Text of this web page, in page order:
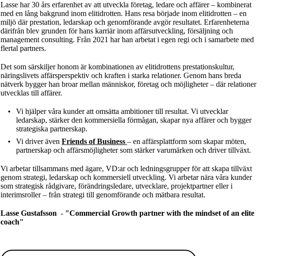
Lasse har 30 års erfarenhet av att utveckla företag, ledare och affärer – kombinerat
med en lång bakgrund inom elitidrotten. Hans resa började inom elitidrotten – en
miljö där prestation, ledarskap och genomförande avgör resultatet. Erfarenheterna
därifrån blev grunden för hans karriär inom affärsutveckling, försäljning och
management consulting. Från 2021 har han arbetat i egen regi och i samarbete med
flertal partners.
Det som särskiljer honom är kombinationen av elitidrottens prestationskultur,
näringslivets affärsperspektiv och kraften i starka relationer. Genom hans breda
nätverk bygger han broar mellan människor, företag och möjligheter – där relationer
utvecklas till affärer.
Vi hjälper våra kunder att omsätta ambitioner till resultat. Vi utvecklar
ledarskap, stärker den kommersiella förmågan, skapar nya affärer och bygger
strategiska partnerskap.
Vi driver även Friends of Business – en affärsplattform som skapar möten,
partnerskap och affärsmöjligheter som stärker varumärken och driver tillväxt.
Vi arbetar tillsammans med ägare, VD:ar och ledningsgrupper för att skapa tillväxt
genom strategi, ledarskap och kommersiell utveckling. Vi arbetar nära våra kunder
som strategisk rådgivare, förändringsledare, utvecklare, projektpartner eller i
interimsroller – från strategi till genomförande och mätbara resultat.
Lasse Gustafsson - "Commercial Growth partner with the mindset of an elite
coach"